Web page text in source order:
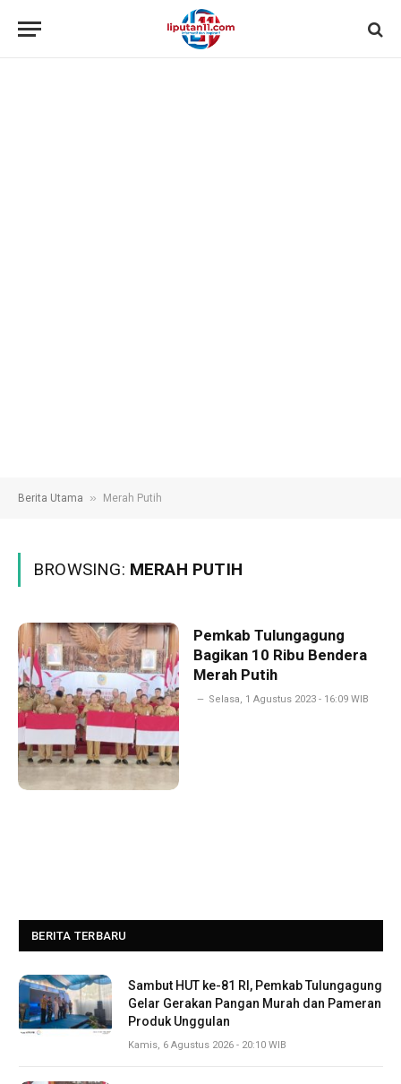
Berita Utama » Merah Putih
BROWSING: MERAH PUTIH
Pemkab Tulungagung
Bagikan 10 Ribu Bendera
Merah Putih
Selasa, 1 Agustus 2023 - 16:09 WIB
BERITA TERBARU
Sambut HUT ke-81 RI, Pemkab Tulungagung
Gelar Gerakan Pangan Murah dan Pameran
Produk Unggulan
Kamis, 6 Agustus 2026 - 20:10 WIB